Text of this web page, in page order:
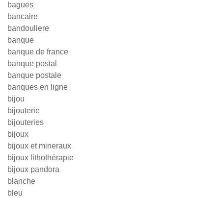
bagues
bancaire
bandouliere
banque
banque de france
banque postal
banque postale
banques en ligne
bijou
bijouterie
bijouteries
bijoux
bijoux et mineraux
bijoux lithothérapie
bijoux pandora
blanche
bleu